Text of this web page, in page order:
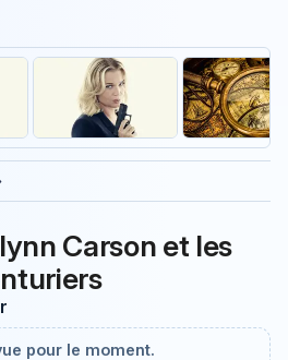
Carson et les
pour le moment.